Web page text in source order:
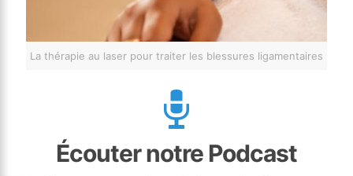
La thérapie au laser pour traiter les blessures ligamentaires
Écouter notre Podcast